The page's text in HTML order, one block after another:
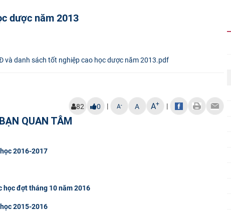
dược năm 2013
và danh sách tốt nghiệp cao học dược năm 2013.pdf
82 0 | A- A A+ |
QUAN TÂM
2016-2017
học đợt tháng 10 năm 2016
2015-2016